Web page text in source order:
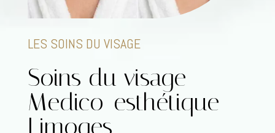
LES SOINS DU VISAGE
Soins du visage
Medico-esthétique
Limoges